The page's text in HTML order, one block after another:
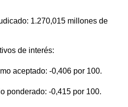
1.270,015 millones de
de interés:
aceptado: -0,406 por 100.
ponderado: -0,415 por 100.